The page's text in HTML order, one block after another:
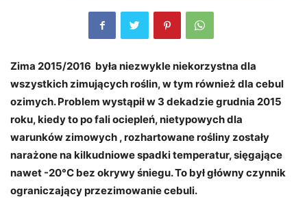
Zima 2015/2016 była niezwykle niekorzystna dla
wszystkich zimujących roślin, w tym również dla cebul
ozimych. Problem wystąpił w 3 dekadzie grudnia 2015
roku, kiedy to po fali ociepleń, nietypowych dla
warunków zimowych , rozhartowane rośliny zostały
narażone na kilkudniowe spadki temperatur, sięgające
nawet -20°C bez okrywy śniegu. To był główny czynnik
ograniczający przezimowanie cebuli.